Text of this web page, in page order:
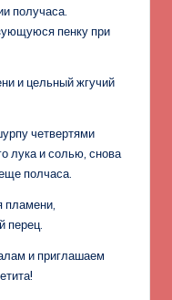
получаса.
пенку при
и цельный жгучий
четвертями
лука и солью, снова
полчаса.
пламени,
перец.
и приглашаем